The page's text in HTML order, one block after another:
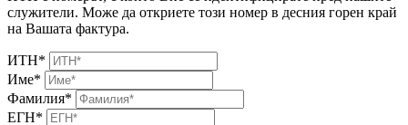
служители. Може да откриете този номер в десния горен край
на Вашата фактура.
ИТН*
Име*
Фамилия*
ЕГН*